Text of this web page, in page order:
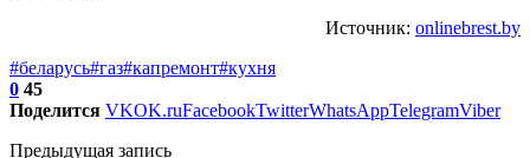
Источник: onlinebrest.by
#беларусь#газ#капремонт#кухня
0 45
Поделится VKOK.ruFacebookTwitterWhatsAppTelegramViber
Предыдущая запись